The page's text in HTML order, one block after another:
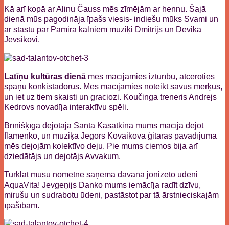
Kā arī kopā ar Alinu Čauss mēs zīmējām ar hennu. Šajā
dienā mūs pagodināja īpašs viesis- indiešu mūks Svami un
ar stāstu par Pamira kalniem mūziķi Dmitrijs un Devika
Jevsikovi.
Latīņu kultūras dienā mēs mācījāmies izturību, atceroties
spāņu konkistadorus. Mēs mācījāmies noteikt savus mērķus,
un iet uz tiem skaisti un graciozi. Koučinga treneris Andrejs
Kedrovs novadīja interaktīvu spēli.
Brīnišķīgā dejotāja Santa Kasatkina mums mācīja dejot
flamenko, un mūziķa Jegors Kovaikova ģitāras pavadījumā
mēs dejojām kolektīvo deju. Pie mums ciemos bija arī
dziedātājs un dejotājs Avvakum.
Turklāt mūsu nometne saņēma dāvanā jonizēto ūdeni
AquaVita! Jevgeņijs Danko mums iemācīja radīt dzīvu,
mirušu un sudrabotu ūdeni, pastāstot par tā ārstnieciskajām
īpašībām.